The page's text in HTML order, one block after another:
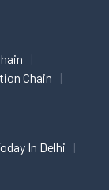
Chain
In Delhi